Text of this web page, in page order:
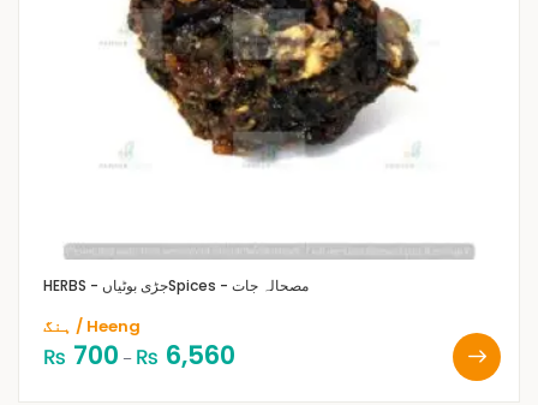
HERBS - جڑی بوٹیاں Spices - مصحالہ جات
ہنگ / Heeng
₨ 700 – ₨ 6,560